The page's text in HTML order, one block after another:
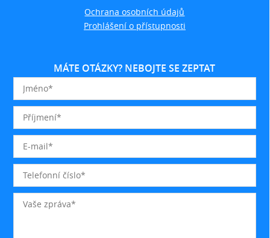
Ochrana osobních údajů
Prohlášení o přístupnosti
MÁTE OTÁZKY? NEBOJTE SE ZEPTAT